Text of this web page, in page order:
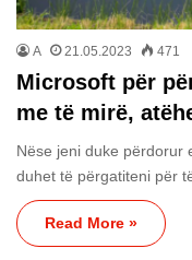
A 21.05.2023 471
Microsoft për
me të mirë,
Nëse jeni duke përdorur
duhet të përgatiteni për
Read More »